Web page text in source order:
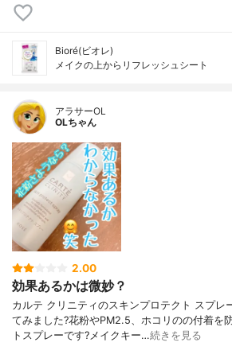
Bioré(ビオレ)
メイクの上からリフレッシュシート
アラサーOL
OLちゃん
2.00
効果あるかは微妙？
カルテ クリニティのスキンプロテクト スプレ
てみました?花粉やPM2.5、ホコリのの付着を
トスプレーです?メイクキー…続きを見る